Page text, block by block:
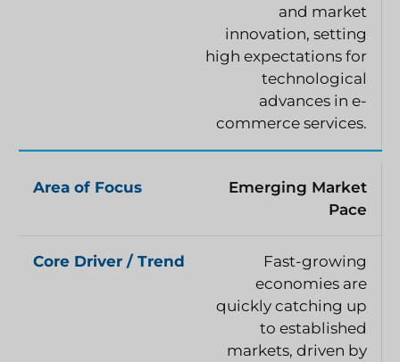
and market
innovation, setting
high expectations for
technological
advances in e-
commerce services.
Emerging Market
Pace
Fast-growing
economies are
quickly catching up
to established
markets, driven by